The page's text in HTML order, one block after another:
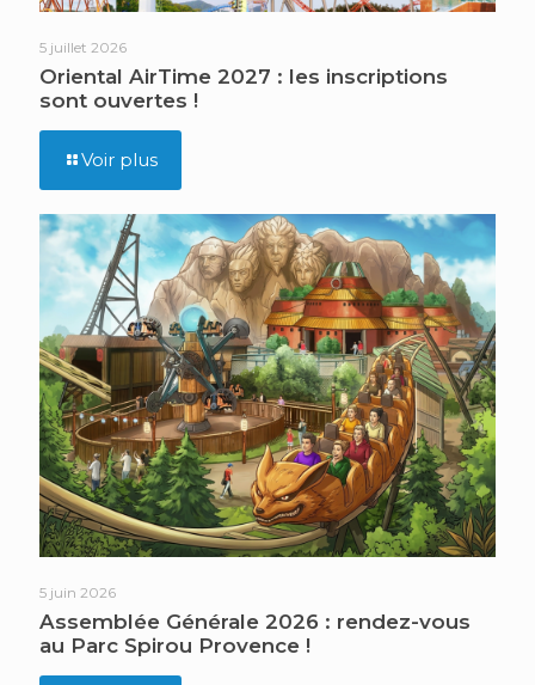
5 juillet 2026
Oriental AirTime 2027 : les inscriptions
sont ouvertes !
Voir plus
5 juin 2026
Assemblée Générale 2026 : rendez-vous
au Parc Spirou Provence !